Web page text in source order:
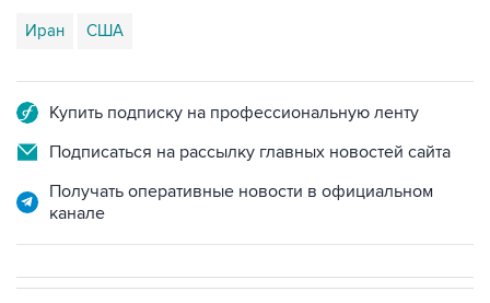
Иран США
Купить подписку на профессиональную ленту
Подписаться на рассылку главных новостей сайта
Получать оперативные новости в официальном
канале